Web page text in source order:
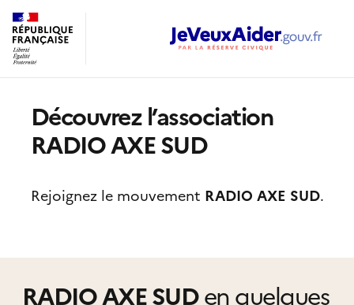
Découvrez l’association
RADIO AXE SUD
Rejoignez le mouvement RADIO AXE SUD.
RADIO AXE SUDen quelques